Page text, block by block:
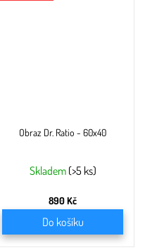
Obraz Dr. Ratio - 60x40
Skladem (>5 ks)
890 Kč
Do košíku